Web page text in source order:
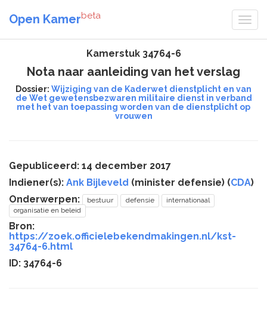
Open Kamerbeta
Kamerstuk 34764-6
Nota naar aanleiding van het verslag
Dossier: Wijziging van de Kaderwet dienstplicht en van
de Wet gewetensbezwaren militaire dienst in verband
met het van toepassing worden van de dienstplicht op
vrouwen
Gepubliceerd: 14 december 2017
Indiener(s): Ank Bijleveld (minister defensie) (CDA)
Onderwerpen:
bestuur defensie
internationaal
organisatie en beleid
Bron:
https://zoek.officielebekendmakingen.nl/kst-
34764-6.html
ID: 34764-6